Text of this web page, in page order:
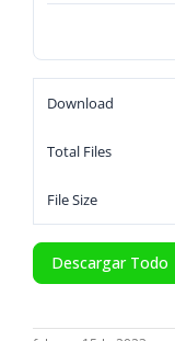
Download
Total Files
File Size
Descargar Todo